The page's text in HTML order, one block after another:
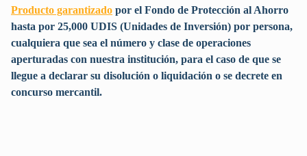
Producto garantizado por el Fondo de Protección al Ahorro
hasta por 25,000 UDIS (Unidades de Inversión) por persona,
cualquiera que sea el número y clase de operaciones
aperturadas con nuestra institución, para el caso de que se
llegue a declarar su disolución o liquidación o se decrete en
concurso mercantil.